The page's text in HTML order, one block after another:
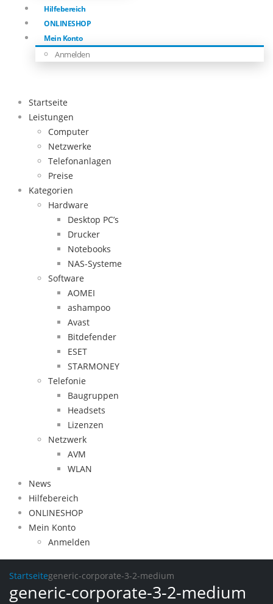
Hilfebereich
ONLINESHOP
Mein Konto
Anmelden
Startseite
Leistungen
Computer
Netzwerke
Telefonanlagen
Preise
Kategorien
Hardware
Desktop PC’s
Drucker
Notebooks
NAS-Systeme
Software
AOMEI
ashampoo
Avast
Bitdefender
ESET
STARMONEY
Telefonie
Baugruppen
Headsets
Lizenzen
Netzwerk
AVM
WLAN
News
Hilfebereich
ONLINESHOP
Mein Konto
Anmelden
Startseitegeneric-corporate-3-2-medium
generic-corporate-3-2-medium